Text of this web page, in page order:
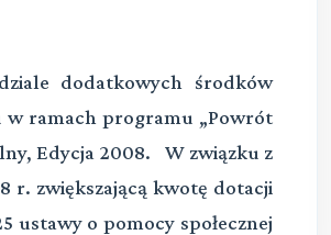
dodatkowych środków
w ramach programu „Powrót
Edycja 2008.
W związku z
r. zwiększającą kwotę dotacji
o pomocy społecznej